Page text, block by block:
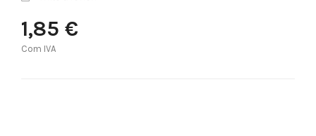
1,85 €
Com IVA